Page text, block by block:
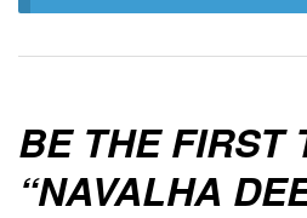
BE THE FIRST
“NAVALHA